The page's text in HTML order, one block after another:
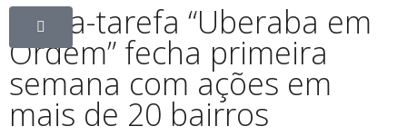
Força-tarefa “Uberaba em
Ordem” fecha primeira
semana com ações em
mais de 20 bairros